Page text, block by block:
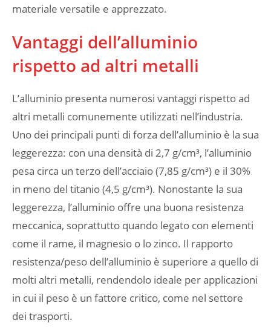
materiale versatile e apprezzato.
Vantaggi dell’alluminio
rispetto ad altri metalli
L’alluminio presenta numerosi vantaggi rispetto ad
altri metalli comunemente utilizzati nell’industria.
Uno dei principali punti di forza dell’alluminio è la sua
leggerezza: con una densità di 2,7 g/cm³, l’alluminio
pesa circa un terzo dell’acciaio (7,85 g/cm³) e il 30%
in meno del titanio (4,5 g/cm³). Nonostante la sua
leggerezza, l’alluminio offre una buona resistenza
meccanica, soprattutto quando legato con elementi
come il rame, il magnesio o lo zinco. Il rapporto
resistenza/peso dell’alluminio è superiore a quello di
molti altri metalli, rendendolo ideale per applicazioni
in cui il peso è un fattore critico, come nel settore
dei trasporti.